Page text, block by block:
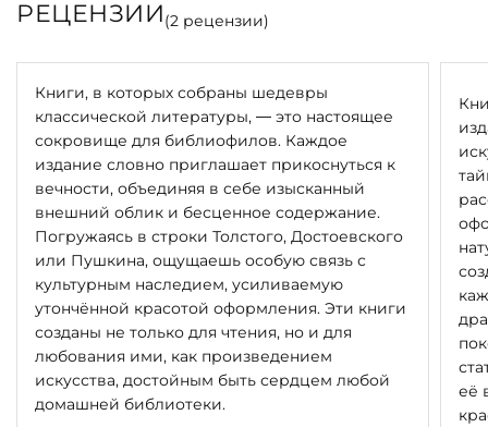
Материалы: массив вишни, стекло
Вариации: Ширина: 51 см
Длина: 400 см
Высота: 235 см
ДОСТУПНЫ РАЗНЫЕ ВИДЫ
ОТДЕЛОК, ВОЗМОЖНЫ
НЕСТАНДАРТНЫЕ РАЗМЕРЫ,
УТОЧНЯЙТЕ ПРИ ЗАПРОСЕ.
ЦЕНА ЗА ПРЕДСТАВЛЕННУЮ
МОДЕЛЬ УКАЗАНА МИНИМАЛЬНАЯ
И ЗАВИСИТ ОТ ВЫБРАННОГО
РАЗМЕРА И КОМПЛЕКТАЦИИ.
РЕЦЕНЗИИ(2 рецензии)
Книги, в которых собраны шедевры
классической литературы, — это настоящее
сокровище для библиофилов. Каждое
издание словно приглашает прикоснуться к
вечности, объединяя в себе изысканный
внешний облик и бесценное содержание.
Погружаясь в строки Толстого, Достоевского
или Пушкина, ощущаешь особую связь с
культурным наследием, усиливаемую
утончённой красотой оформления. Эти книги
созданы не только для чтения, но и для
любования ими, как произведением
искусства, достойным быть сердцем любой
домашней библиотеки.
её